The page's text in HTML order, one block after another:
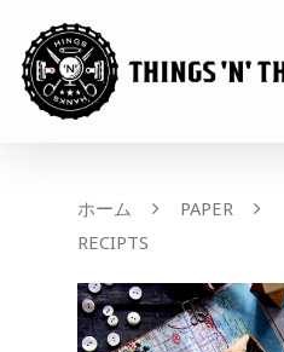
ホーム PAPER
RECIPTS